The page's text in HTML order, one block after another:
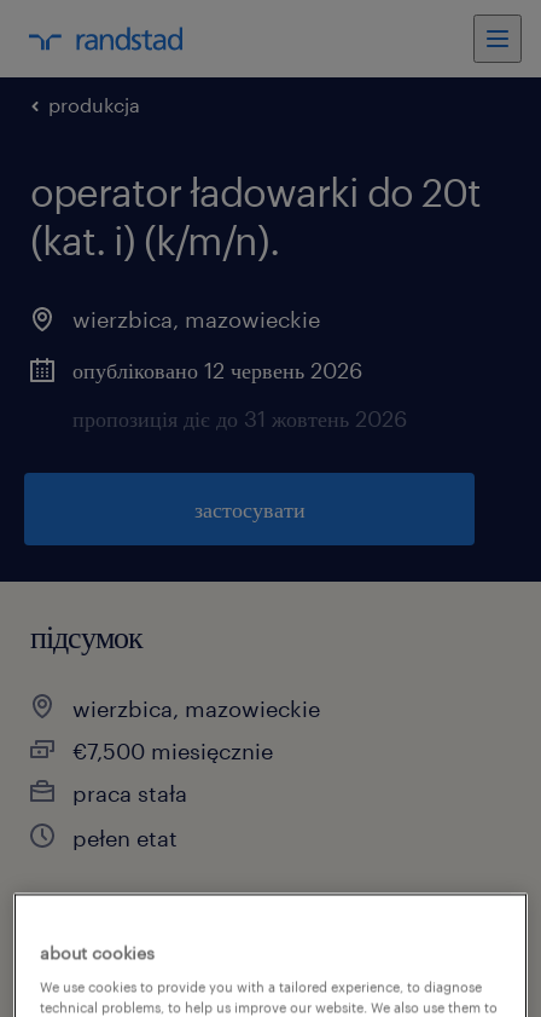
produkcja
operator ładowarki do 20t
(kat. i) (k/m/n).
wierzbica, mazowieckie
опубліковано 12 червень 2026
пропозиція діє до 31 жовтень 2026
застосувати
підсумок
wierzbica, mazowieckie
€7,500 miesięcznie
praca stała
pełen etat
специальность
produkcja
about cookies
We use cookies to provide you with a tailored experience, to diagnose
technical problems, to help us improve our website. We also use them to